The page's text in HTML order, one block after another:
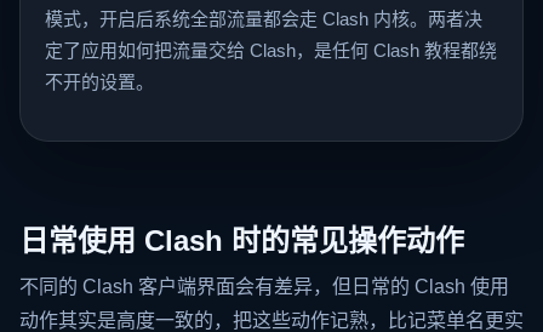
模式，开启后系统全部流量都会走 Clash 内核。两者决
定了应用如何把流量交给 Clash，是任何 Clash 教程都绕
不开的设置。
日常使用 Clash 时的常见操作动作
不同的 Clash 客户端界面会有差异，但日常的 Clash 使用
动作其实是高度一致的，把这些动作记熟，比记菜单名更实